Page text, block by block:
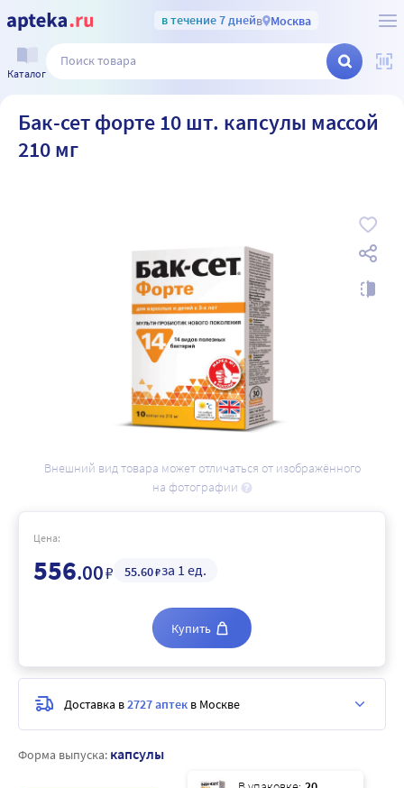
в течение 7 днейв Москва
Каталог
Бак-сет форте 10 шт. капсулы массой
210 мг
Внешний вид товара может отличаться от изображённого
на фотографии
Форма выпуска: капсулы
Цена:
556.00₽ 55.60₽за 1 ед.
Купить
Доставка в2727 аптек в Москве